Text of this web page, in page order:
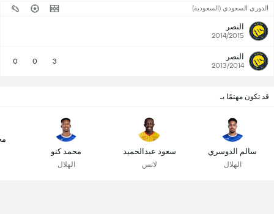
الدوري السعودي (السعودية)
النصر
2014/2015
النصر
2013/2014
3
0
0
قد تكون مهتمًا بـ
سالم الدوسري
الهلال
سعود عبدالحميد
لانس
محمد كنو
الهلال